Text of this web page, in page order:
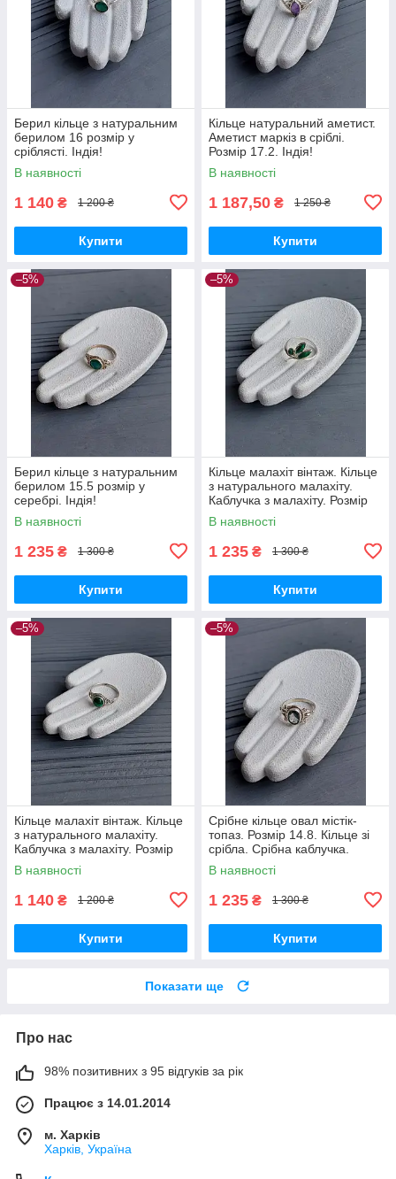
Берил кільце з натуральним
берилом 16 розмір у
сріблясті. Індія!
В наявності
1 140 ₴ 1 200 ₴
Купити
Кільце натуральний аметист.
Аметист маркіз в сріблі.
Розмір 17.2. Індія!
В наявності
1 187,50 ₴ 1 250 ₴
Купити
–5%
Берил кільце з натуральним
берилом 15.5 розмір у
серебрі. Індія!
В наявності
1 235 ₴ 1 300 ₴
Купити
–5%
Кільце малахіт вінтаж. Кільце
з натурального малахіту.
Каблучка з малахіту. Розмір
15,8. Індія!
В наявності
1 235 ₴ 1 300 ₴
Купити
–5%
Кільце малахіт вінтаж. Кільце
з натурального малахіту.
Каблучка з малахіту. Розмір
16.8. Індія!
В наявності
1 140 ₴ 1 200 ₴
Купити
–5%
Срібне кільце овал містік-
топаз. Розмір 14.8. Кільце зі
срібла. Срібна каблучка.
Містік топаз. Індія!
В наявності
1 235 ₴ 1 300 ₴
Купити
Показати ще
Про нас
98% позитивних з 95 відгуків за рік
Працює з 14.01.2014
м. Харків
Харків, Україна